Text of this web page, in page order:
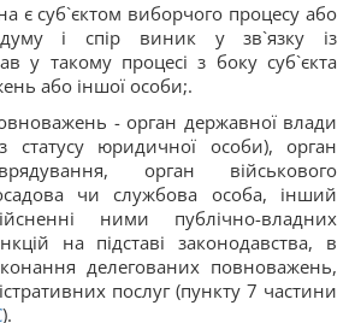
є суб`єктом виборчого процесу або
і спір виник у зв`язку із
у такому процесі з боку суб`єкта
або іншої особи;.
- орган державної влади
статусу юридичної особи), орган
орган військового
чи службова особа, інший
ними публічно-владних
на підставі законодавства, в
делегованих повноважень,
послуг (пункту 7 частини
).